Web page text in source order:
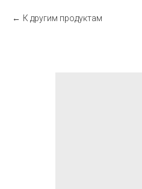
К другим продуктам